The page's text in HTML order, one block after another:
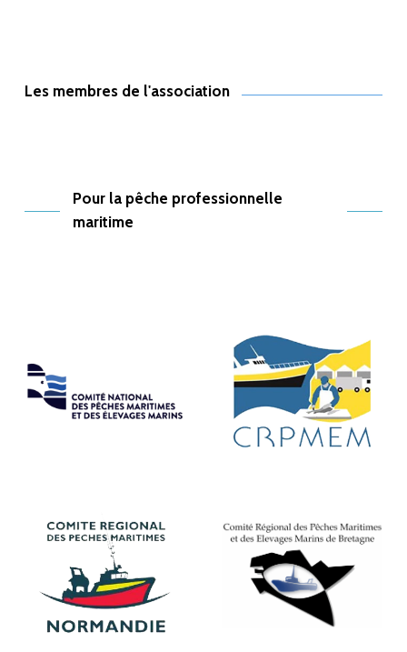
Les membres de l'association
Pour la pêche professionnelle
maritime